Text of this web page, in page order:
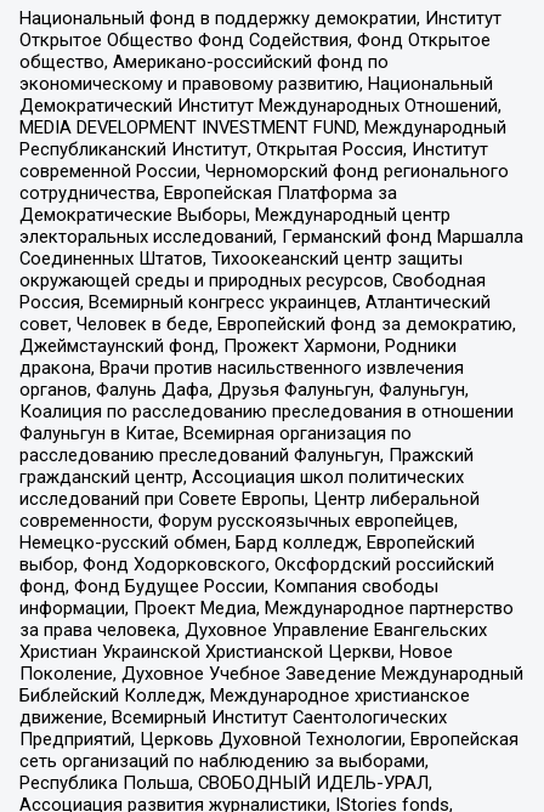
Национальный фонд в поддержку демократии, Институт
Открытое Общество Фонд Содействия, Фонд Открытое
общество, Американо-российский фонд по
экономическому и правовому развитию, Национальный
Демократический Институт Международных Отношений,
MEDIA DEVELOPMENT INVESTMENT FUND, Международный
Республиканский Институт, Открытая Россия, Институт
современной России, Черноморский фонд регионального
сотрудничества, Европейская Платформа за
Демократические Выборы, Международный центр
электоральных исследований, Германский фонд Маршалла
Соединенных Штатов, Тихоокеанский центр защиты
окружающей среды и природных ресурсов, Свободная
Россия, Всемирный конгресс украинцев, Атлантический
совет, Человек в беде, Европейский фонд за демократию,
Джеймстаунский фонд, Прожект Хармони, Родники
дракона, Врачи против насильственного извлечения
органов, Фалунь Дафа, Друзья Фалуньгун, Фалуньгун,
Коалиция по расследованию преследования в отношении
Фалуньгун в Китае, Всемирная организация по
расследованию преследований Фалуньгун, Пражский
гражданский центр, Ассоциация школ политических
исследований при Совете Европы, Центр либеральной
современности, Форум русскоязычных европейцев,
Немецко-русский обмен, Бард колледж, Европейский
выбор, Фонд Ходорковского, Оксфордский российский
фонд, Фонд Будущее России, Компания свободы
информации, Проект Медиа, Международное партнерство
за права человека, Духовное Управление Евангельских
Христиан Украинской Христианской Церкви, Новое
Поколение, Духовное Учебное Заведение Международный
Библейский Колледж, Международное христианское
движение, Всемирный Институт Саентологических
Предприятий, Церковь Духовной Технологии, Европейская
сеть организаций по наблюдению за выборами,
Республика Польша, СВОБОДНЫЙ ИДЕЛЬ-УРАЛ,
Ассоциация развития журналистики, IStories fonds,